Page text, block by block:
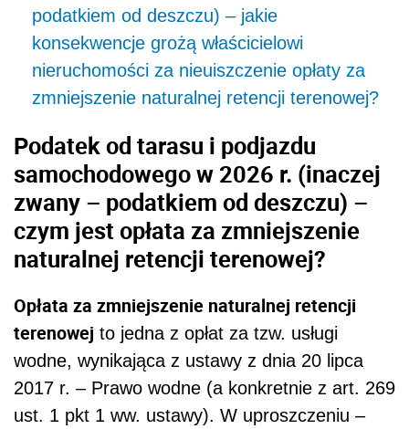
podatkiem od deszczu) – jakie
konsekwencje grożą właścicielowi
nieruchomości za nieuiszczenie opłaty za
zmniejszenie naturalnej retencji terenowej?
Podatek od tarasu i podjazdu
samochodowego w 2026 r. (inaczej
zwany – podatkiem od deszczu) –
czym jest opłata za zmniejszenie
naturalnej retencji terenowej?
Opłata za zmniejszenie naturalnej retencji
terenowej to jedna z opłat za tzw. usługi
wodne, wynikająca z ustawy z dnia 20 lipca
2017 r. – Prawo wodne (a konkretnie z art. 269
ust. 1 pkt 1 ww. ustawy). W uproszczeniu –